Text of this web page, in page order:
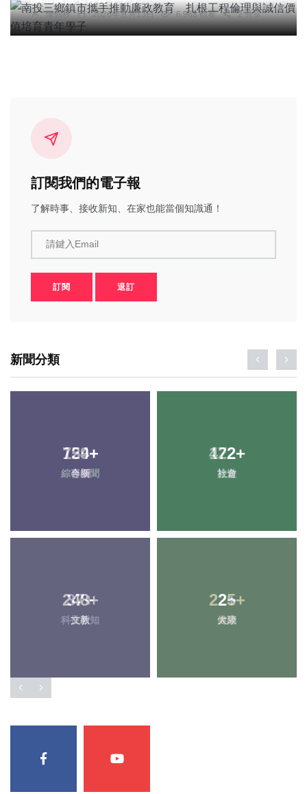
陳朝枝 2026年五月13日 6,968 觀看 2 分享
訂閱我們的電子報
了解時事、接收新知、在家也能當個知識通！
請鍵入Email
訂閱 退訂
新聞分類
124+
專欄
172+
旅遊
248+
文教
225+
健康
759+
綜合新聞
422+
社會
37+
科技新知
2+
大陸